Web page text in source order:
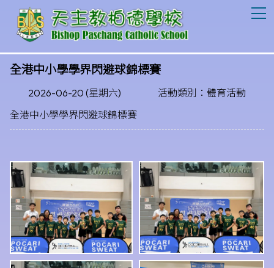
全港中小學學界閃避球錦標賽
2026-06-20 (星期六)
活動類別：體育活動
全港中小學學界閃避球錦標賽